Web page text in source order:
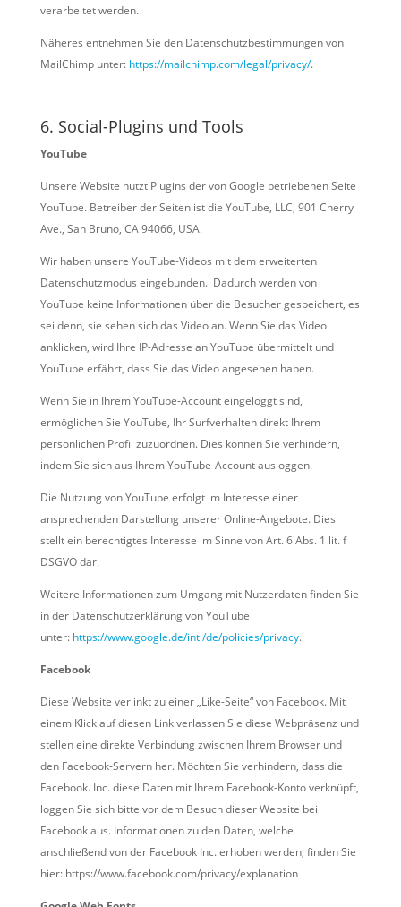
verarbeitet werden.
Näheres entnehmen Sie den Datenschutzbestimmungen von
MailChimp unter: https://mailchimp.com/legal/privacy/.
6. Social-Plugins und Tools
YouTube
Unsere Website nutzt Plugins der von Google betriebenen Seite
YouTube. Betreiber der Seiten ist die YouTube, LLC, 901 Cherry
Ave., San Bruno, CA 94066, USA.
Wir haben unsere YouTube-Videos mit dem erweiterten
Datenschutzmodus eingebunden. Dadurch werden von
YouTube keine Informationen über die Besucher gespeichert, es
sei denn, sie sehen sich das Video an. Wenn Sie das Video
anklicken, wird Ihre IP-Adresse an YouTube übermittelt und
YouTube erfährt, dass Sie das Video angesehen haben.
Wenn Sie in Ihrem YouTube-Account eingeloggt sind,
ermöglichen Sie YouTube, Ihr Surfverhalten direkt Ihrem
persönlichen Profil zuzuordnen. Dies können Sie verhindern,
indem Sie sich aus Ihrem YouTube-Account ausloggen.
Die Nutzung von YouTube erfolgt im Interesse einer
ansprechenden Darstellung unserer Online-Angebote. Dies
stellt ein berechtigtes Interesse im Sinne von Art. 6 Abs. 1 lit. f
DSGVO dar.
Weitere Informationen zum Umgang mit Nutzerdaten finden Sie
in der Datenschutzerklärung von YouTube
unter: https://www.google.de/intl/de/policies/privacy.
Facebook
Diese Website verlinkt zu einer „Like-Seite“ von Facebook. Mit
einem Klick auf diesen Link verlassen Sie diese Webpräsenz und
stellen eine direkte Verbindung zwischen Ihrem Browser und
den Facebook-Servern her. Möchten Sie verhindern, dass die
Facebook. Inc. diese Daten mit Ihrem Facebook-Konto verknüpft,
loggen Sie sich bitte vor dem Besuch dieser Website bei
Facebook aus. Informationen zu den Daten, welche
anschließend von der Facebook Inc. erhoben werden, finden Sie
hier: https://www.facebook.com/privacy/explanation